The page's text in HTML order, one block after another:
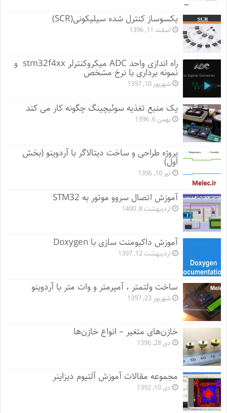
یکسوساز کنترل شده سیلیکونی(SCR)
اسفند 11, 1396
راه اندازی واحد ADC میکروکنترلر stm32f4xx و
نمونه برداری با نرخ مشخص
شهریور 10, 1397
یک منبع تغذیه سوئیچینگ چگونه کار می کند
بهمن 6, 1396
پروژه طراحی و ساخت دیتالاگر با آردوینو (بخش
اول)
تیر 10, 1396
آموزش اتصال سروو موتور به STM32
اردیبهشت 8, 1400
آموزش داکیومنت سازی با Doxygen
اردیبهشت 12, 1397
ساخت ولتمتر ، آمپرمتر و وات متر با آردوینو
شهریور 23, 1397
خازن‌های متغیر – انواع خازن‌ها
دی 28, 1396
مجموعه مقالات آموزش آلتیوم دیزاینر
دی 10, 1392